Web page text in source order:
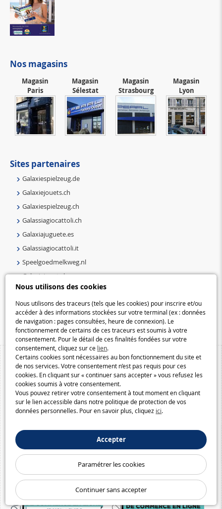
Nous utilisons des cookies
Nous utilisons des traceurs (tels que les cookies) pour inscrire et/ou
accéder à des informations stockées sur votre terminal (ex : données
de navigation : pages consultées, heure de connexion). Le
fonctionnement de certains de ces traceurs est soumis à votre
consentement. Pour le détail de ces finalités fondées sur votre
consentement, cliquez sur ce lien.
Certains cookies sont nécessaires au bon fonctionnement du site et
de nos services. Votre consentement n’est pas requis pour ces
cookies. En cliquant sur « continuer sans accepter » vous refusez les
cookies soumis à votre consentement.
Vous pouvez retirer votre consentement à tout moment en cliquant
sur le lien accessible dans notre politique de protection de vos
données personnelles. Pour en savoir plus, cliquez ici.
Accepter
Paramétrer les cookies
Continuer sans accepter
Nos magasins
Magasin
Paris
Magasin
Sélestat
Magasin
Strasbourg
Magasin
Lyon
Sites partenaires
Galaxiespielzeug.de
Galaxiejouets.ch
Galaxiespielzeug.ch
Galassiagiocattoli.ch
Galaxiajuguete.es
Galassiagiocattoli.it
Speelgoedmelkweg.nl
Galaxiejouets.be
Galaxiespielzeug.be
Speelgoedmelkweg.be
Macway.com